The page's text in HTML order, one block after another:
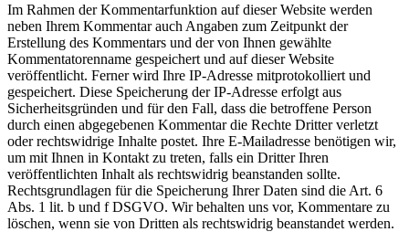
Im Rahmen der Kommentarfunktion auf dieser Website werden
neben Ihrem Kommentar auch Angaben zum Zeitpunkt der
Erstellung des Kommentars und der von Ihnen gewählte
Kommentatorenname gespeichert und auf dieser Website
veröffentlicht. Ferner wird Ihre IP-Adresse mitprotokolliert und
gespeichert. Diese Speicherung der IP-Adresse erfolgt aus
Sicherheitsgründen und für den Fall, dass die betroffene Person
durch einen abgegebenen Kommentar die Rechte Dritter verletzt
oder rechtswidrige Inhalte postet. Ihre E-Mailadresse benötigen wir,
um mit Ihnen in Kontakt zu treten, falls ein Dritter Ihren
veröffentlichten Inhalt als rechtswidrig beanstanden sollte.
Rechtsgrundlagen für die Speicherung Ihrer Daten sind die Art. 6
Abs. 1 lit. b und f DSGVO. Wir behalten uns vor, Kommentare zu
löschen, wenn sie von Dritten als rechtswidrig beanstandet werden.